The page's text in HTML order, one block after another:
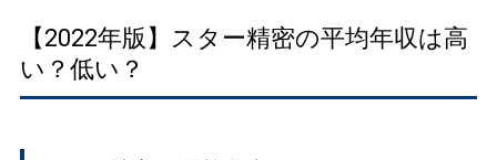
【2022年版】スター精密の平均年収は高
い？低い？